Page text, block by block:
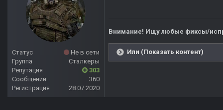
Статус
Не в сети
Группа
Сталкеры
Репутация
303
Сообщений
360
Регистрация
28.07.2020
Внимание! Ищу любые фиксы/
Или (Показать контент)